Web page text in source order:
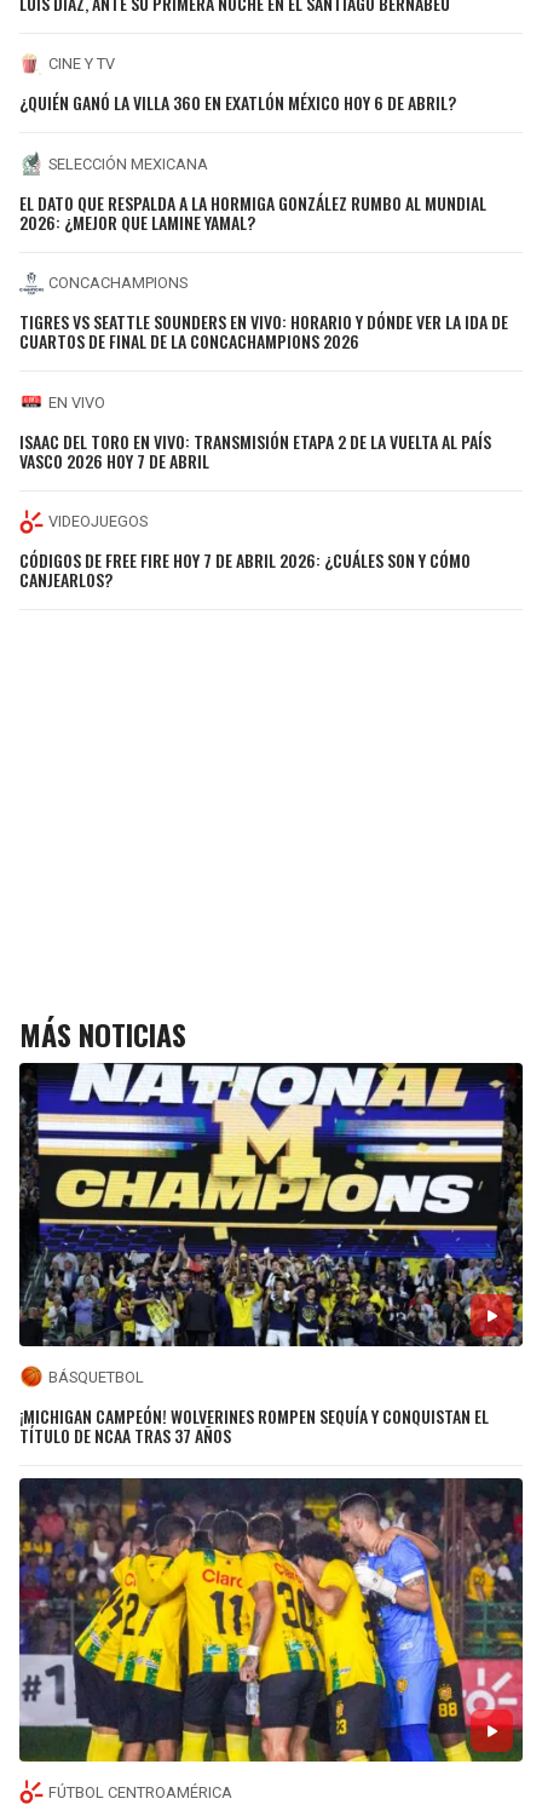
CINE Y TV
¿QUIÉN GANÓ LA VILLA 360 EN EXATLÓN MÉXICO HOY 6 DE ABRIL?
SELECCIÓN MEXICANA
EL DATO QUE RESPALDA A LA HORMIGA GONZÁLEZ RUMBO AL MUNDIAL
2026: ¿MEJOR QUE LAMINE YAMAL?
CONCACHAMPIONS
TIGRES VS SEATTLE SOUNDERS EN VIVO: HORARIO Y DÓNDE VER LA IDA DE
CUARTOS DE FINAL DE LA CONCACHAMPIONS 2026
EN VIVO
ISAAC DEL TORO EN VIVO: TRANSMISIÓN ETAPA 2 DE LA VUELTA AL PAÍS
VASCO 2026 HOY 7 DE ABRIL
VIDEOJUEGOS
CÓDIGOS DE FREE FIRE HOY 7 DE ABRIL 2026: ¿CUÁLES SON Y CÓMO
CANJEARLOS?
MÁS NOTICIAS
BÁSQUETBOL
¡MICHIGAN CAMPEÓN! WOLVERINES ROMPEN SEQUÍA Y CONQUISTAN EL
TÍTULO DE NCAA TRAS 37 AÑOS
FÚTBOL CENTROAMÉRICA